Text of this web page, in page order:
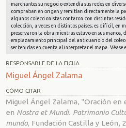
marchantes su negocio extendía sus redes en
compraban en origen y remitían directamente la
algunos coleccionistas contaron con distintas
colección, a veces en distintos países; es difícil, en
preservaron la obra mientras estuvo en sus manos,
emplazamiento principal del anticuario o del
ser tenidas en cuenta al interpretar el mapa. Véase
RESPONSABLE DE LA FICHA
Miguel Ángel Zalama
CÓMO CITAR
Miguel Ángel Zalama, "Oración en
en Nostra et Mundi. Patrimonio
mundo, Fundación Castilla y León,